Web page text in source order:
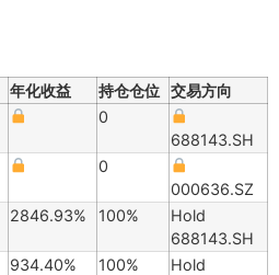
年化收益 持仓仓位 交易方向
0
688143.SH
0
000636.SZ
2846.93% 100%
Hold
688143.SH
934.40% 100%
Hold